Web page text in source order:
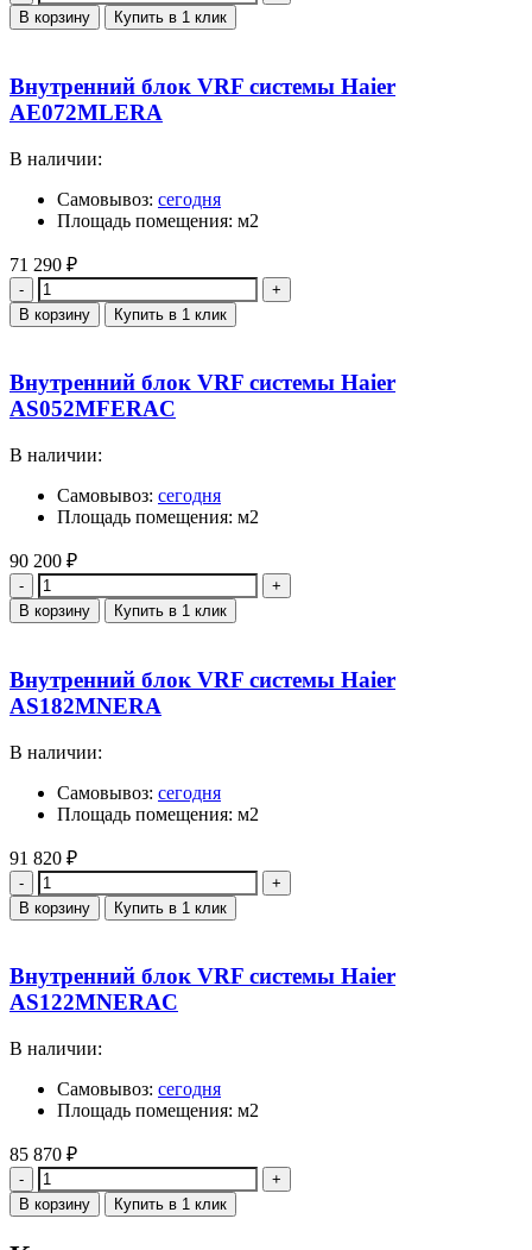
В корзину Купить в 1 клик
Внутренний блок VRF системы Haier
AE072MLERA
В наличии:
Самовывоз: сегодня
Площадь помещения: м2
71 290 ₽
Количество
В корзину Купить в 1 клик
Внутренний блок VRF системы Haier
AS052MFERAC
В наличии:
Самовывоз: сегодня
Площадь помещения: м2
90 200 ₽
Количество
В корзину Купить в 1 клик
Внутренний блок VRF системы Haier
AS182MNERA
В наличии:
Самовывоз: сегодня
Площадь помещения: м2
91 820 ₽
Количество
В корзину Купить в 1 клик
Внутренний блок VRF системы Haier
AS122MNERAC
В наличии:
Самовывоз: сегодня
Площадь помещения: м2
85 870 ₽
Количество
В корзину Купить в 1 клик